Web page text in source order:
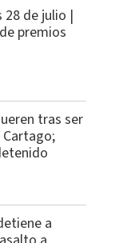
28 de julio |
premios
tras ser
a